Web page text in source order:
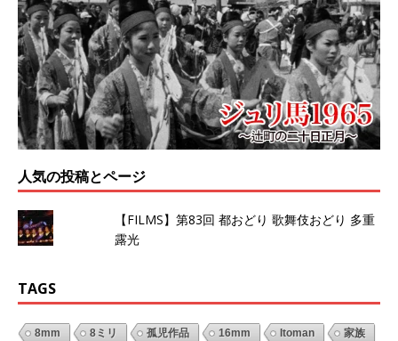
人気の投稿とページ
【FILMS】第83回 都おどり 歌舞伎おどり 多重
露光
TAGS
8mm 8ミリ 孤児作品 16mm Itoman 家族